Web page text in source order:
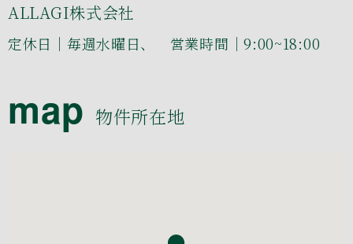
ALLAGI株式会社
定休日｜毎週水曜日、 営業時間｜9:00~18:00
map 物件所在地